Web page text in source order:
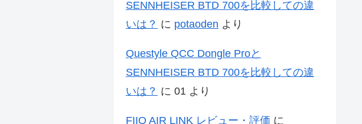
SENNHEISER BTD 700を比較しての違
いは？ に potaoden より
Questyle QCC Dongle Proと
SENNHEISER BTD 700を比較しての違
いは？ に 01 より
FIIO AIR LINK レビュー・評価 に